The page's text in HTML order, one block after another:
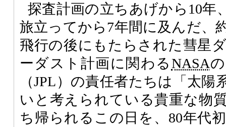
探査計画の立ちあげから10年
旅立ってから7年間に及んだ、
飛行の後にもたらされた彗星
ーダスト計画に関わるNASA
（JPL）の責任者たちは「太
いと考えられている貴重な物
ち帰られるこの日を、80年代